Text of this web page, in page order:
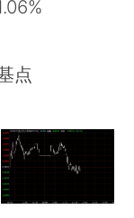
点